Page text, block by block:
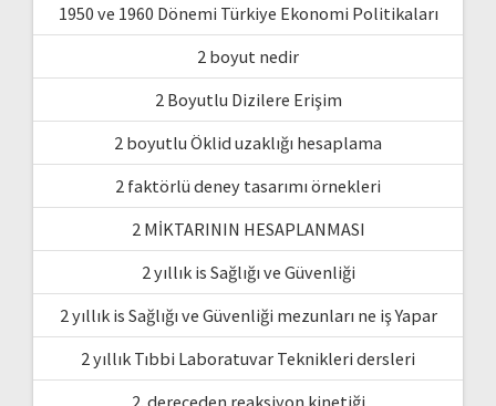
1950 ve 1960 Dönemi Türkiye Ekonomi Politikaları
2 boyut nedir
2 Boyutlu Dizilere Erişim
2 boyutlu Öklid uzaklığı hesaplama
2 faktörlü deney tasarımı örnekleri
2 MİKTARININ HESAPLANMASI
2 yıllık is Sağlığı ve Güvenliği
2 yıllık is Sağlığı ve Güvenliği mezunları ne iş Yapar
2 yıllık Tıbbi Laboratuvar Teknikleri dersleri
2. dereceden reaksiyon kinetiği